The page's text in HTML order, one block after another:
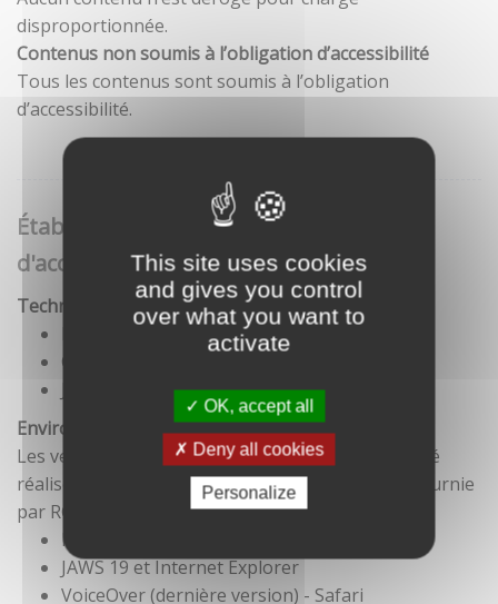
This site uses cookies
and gives you control
over what you want to
activate
OK, accept all
Deny all cookies
Personalize
disproportionnée.
Contenus non soumis à l’obligation d’accessibilité
Tous les contenus sont soumis à l’obligation
d’accessibilité.
Établissement de cette déclaration
d'accessibilité
Technologies utilisées pour la réalisation du site
CSS
Environnement de test
Les vérifications de restitution de contenus ont été
réalisées conformément à la base de référence fournie
par RGAA 3.
Firefox et NVDA
JAWS 19 et Internet Explorer
VoiceOver (dernière version) - Safari